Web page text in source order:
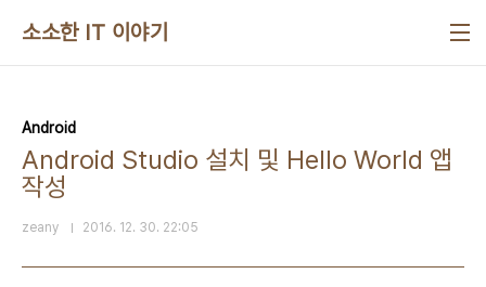
소소한 IT 이야기
Android
Android Studio 설치 및 Hello World 앱
작성
zeany 2016. 12. 30. 22:05